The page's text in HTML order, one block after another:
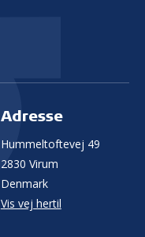
Adresse
Hummeltoftevej 49
2830 Virum
Denmark
Vis vej hertil